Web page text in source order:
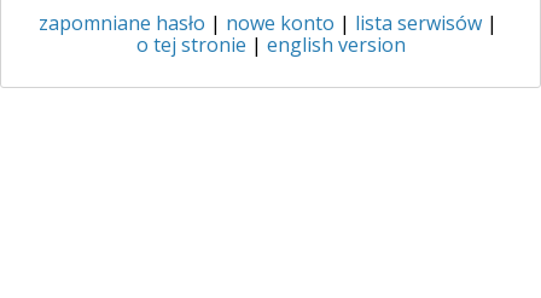
zapomniane hasło | nowe konto | lista serwisów |
o tej stronie | english version